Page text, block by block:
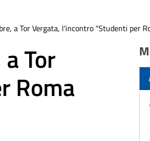
a Tor Vergata, l'incontro "Studenti per
Tor
Roma